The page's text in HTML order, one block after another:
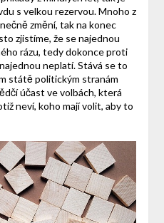
s velkou rezervou. Mnoho z
změní, tak na konec
zjistíme, že se najednou
rázu, tedy dokonce proti
neplatí. Stává se to
státě politickým stranám
účast ve volbách, která
neví, koho mají volit, aby to